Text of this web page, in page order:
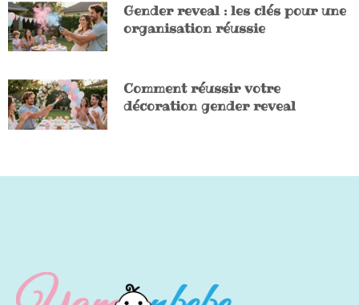
Gender reveal : les clés pour une
organisation réussie
Comment réussir votre
décoration gender reveal